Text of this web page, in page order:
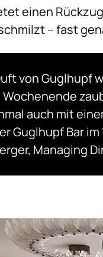
einen
– fast
von Guglhupf
Wochenende
auch mit
Guglhupf Bar
Managing